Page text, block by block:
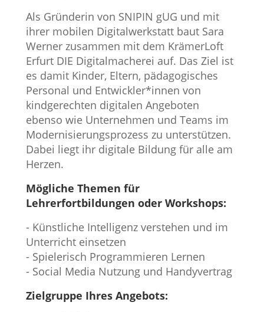
Als Gründerin von SNIPIN gUG und mit
ihrer mobilen Digitalwerkstatt baut Sara
Werner zusammen mit dem KrämerLoft
Erfurt DIE Digitalmacherei auf. Das Ziel ist
es damit Kinder, Eltern, pädagogisches
Personal und Entwickler*innen von
kindgerechten digitalen Angeboten
ebenso wie Unternehmen und Teams im
Modernisierungsprozess zu unterstützen.
Dabei liegt ihr digitale Bildung für alle am
Herzen.
Mögliche Themen für
Lehrerfortbildungen oder Workshops:
- Künstliche Intelligenz verstehen und im
Unterricht einsetzen
- Spielerisch Programmieren Lernen
- Social Media Nutzung und Handyvertrag
Zielgruppe Ihres Angebots: